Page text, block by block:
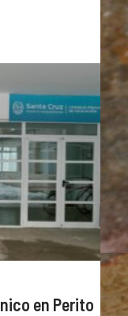
en Perito